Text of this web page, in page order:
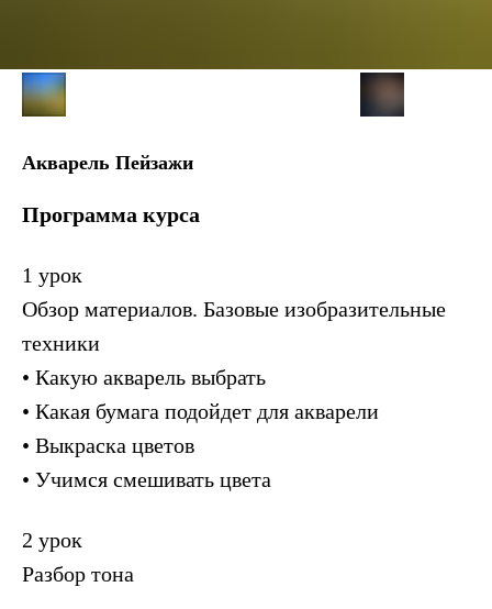
Акварель Пейзажи
Программа курса
1 урок
Обзор материалов. Базовые изобразительные
техники
• Какую акварель выбрать
• Какая бумага подойдет для акварели
• Выкраска цветов
• Учимся смешивать цвета
2 урок
Разбор тона